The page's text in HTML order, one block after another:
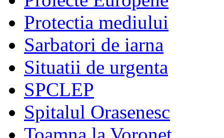
Protectia mediului
Sarbatori de iarna
Situatii de urgenta
SPCLEP
Spitalul Orasenesc